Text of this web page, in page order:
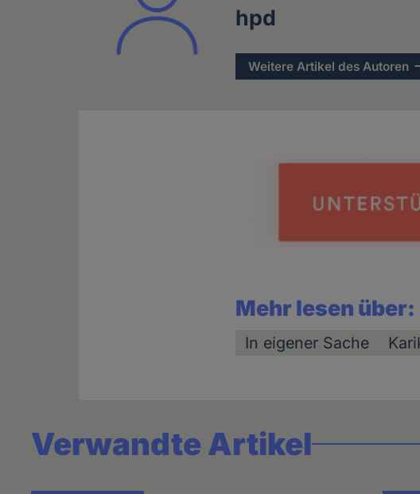
hpd
Weitere Artikel des Autoren
Mehr lesen über:
In eigener Sache
Verwandte Artikel